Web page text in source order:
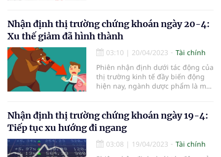
cao. Dự báo cho thấy nhóm cổ
phiếu ngành dược phẩm sẽ có cơ
hội tăng giá tích cực và tiề
Nhận định thị trường chứng khoán ngày 20-4:
Xu thế giảm đã hình thành
03:10 | 20/04/2023
Tài chính
Phiên nhận định dưới tác động của
thị trường kinh tế đầy biến động
hiện nay, ngành dược phẩm là một
cao. Dự báo cho thấy nhóm cổ
phiếu ngành dược phẩm sẽ có cơ
hội tăng giá tích cực và tiề
Nhận định thị trường chứng khoán ngày 19-4:
Tiếp tục xu hướng đi ngang
03:08 | 19/04/2023
Tài chính